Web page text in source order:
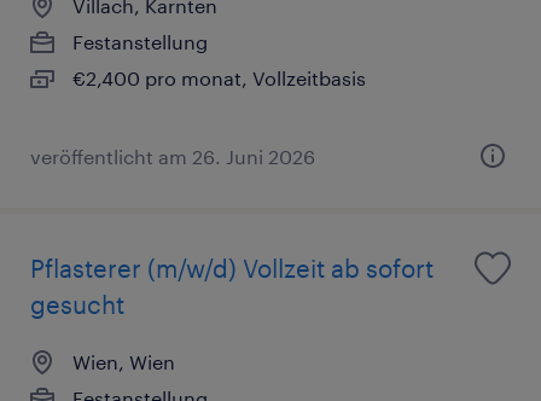
Villach, Karnten
Festanstellung
€2,400 pro monat, Vollzeitbasis
veröffentlicht am 26. Juni 2026
Pflasterer (m/w/d) Vollzeit ab sofort
gesucht
Wien, Wien